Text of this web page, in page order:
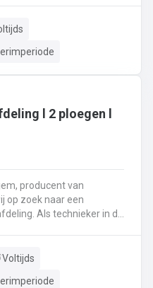
werkt samen met
l 2 ploegen l
producent van
op zoek naar een
in de
correct in.Bovendien
neem je corrigerende
Voltijds